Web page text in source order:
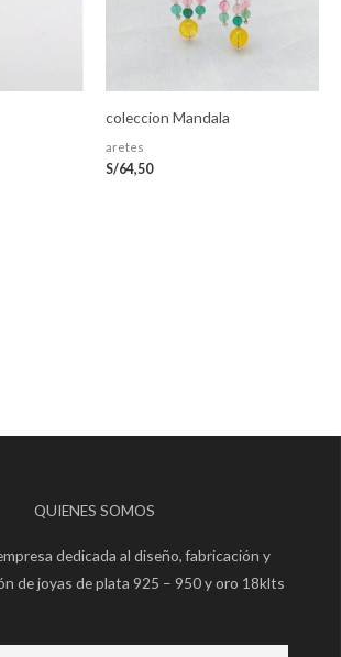
coleccion Mandala
aretes
S/64,50
QUIENES SOMOS
dedicada al diseño, fabricación y
de joyas de plata 925 – 950 y oro 18klts